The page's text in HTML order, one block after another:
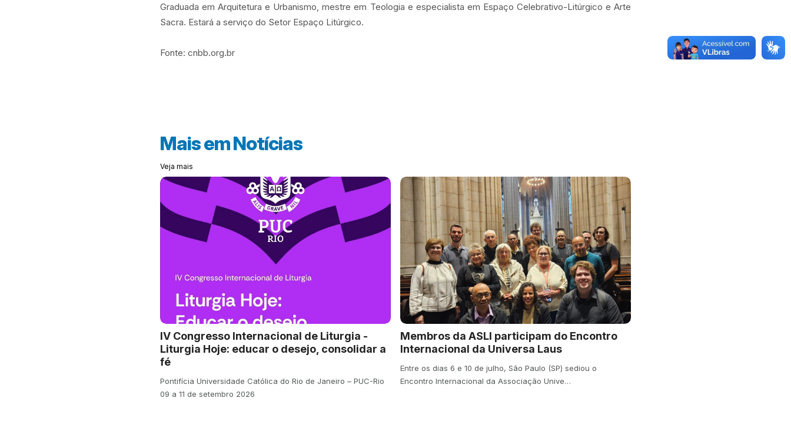
Graduada em Arquitetura e Urbanismo, mestre em Teologia e especialista em Espaço Celebrativo-Litúrgico e Arte
Sacra. Estará a serviço do Setor Espaço Litúrgico.
Fonte: cnbb.org.br
Mais emNotícias
Veja mais
IV Congresso Internacional de Liturgia -
Liturgia Hoje: educar o desejo, consolidar a
fé
Pontifícia Universidade Católica do Rio de Janeiro – PUC-Rio
09 a 11 de setembro 2026
Membros da ASLI participam do Encontro
Internacional da Universa Laus
Entre os dias 6 e 10 de julho, São Paulo (SP) sediou o
Encontro Internacional da Associação Unive…